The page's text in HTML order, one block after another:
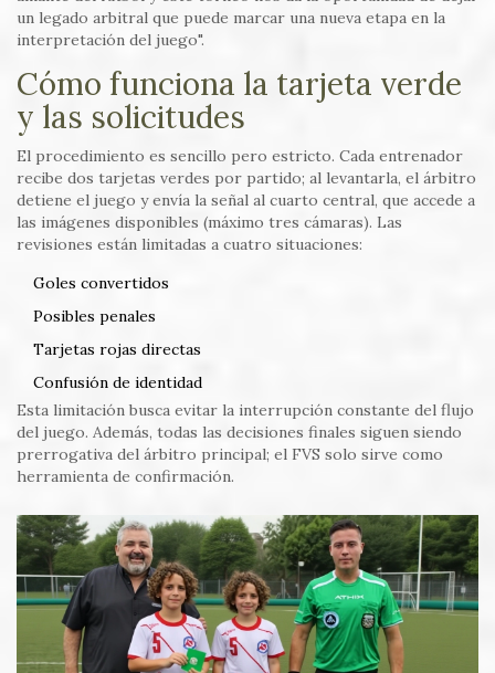
un legado arbitral que puede marcar una nueva etapa en la
interpretación del juego".
Cómo funciona la tarjeta verde
y las solicitudes
El procedimiento es sencillo pero estricto. Cada entrenador
recibe dos tarjetas verdes por partido; al levantarla, el árbitro
detiene el juego y envía la señal al cuarto central, que accede a
las imágenes disponibles (máximo tres cámaras). Las
revisiones están limitadas a cuatro situaciones:
Goles convertidos
Posibles penales
Tarjetas rojas directas
Confusión de identidad
Esta limitación busca evitar la interrupción constante del flujo
del juego. Además, todas las decisiones finales siguen siendo
prerrogativa del árbitro principal; el FVS solo sirve como
herramienta de confirmación.